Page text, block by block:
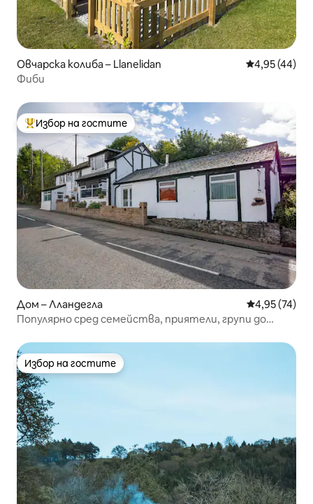
Овчарска колиба – Llanelidan Средна
4,95 (44)
Фиби
Най-популярен избор на гостите
Избор на гостите
Дом – Лландегла Средна
4,95 (74)
Популярно сред семейства, приятели, групи до
Избор на гостите
Избор на гостите